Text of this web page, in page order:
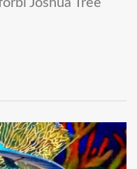
Joshua Tree